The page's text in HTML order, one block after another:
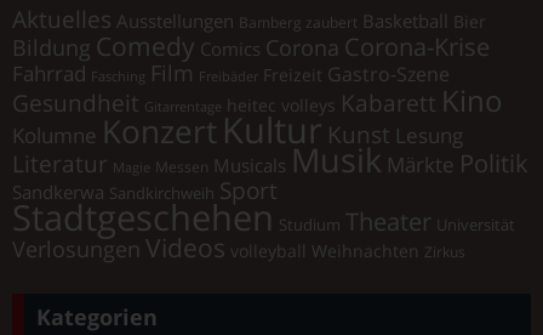
Aktuelles Ausstellungen Bamberg zaubert Basketball Bier
Bildung Comedy Comics Corona Corona-Krise
Fahrrad Fasching Film Freibäder Freizeit Gastro-Szene
Gesundheit Gitarrentage heitec volleys Kabarett Kino
Kolumne Konzert Kultur Kunst Lesung
Literatur Magie Messen Musicals Musik Märkte Politik
Sandkerwa Sandkirchweih Sport
Stadtgeschehen Studium Theater Universität
Verlosungen Videos volleyball Weihnachten Zirkus
Kategorien